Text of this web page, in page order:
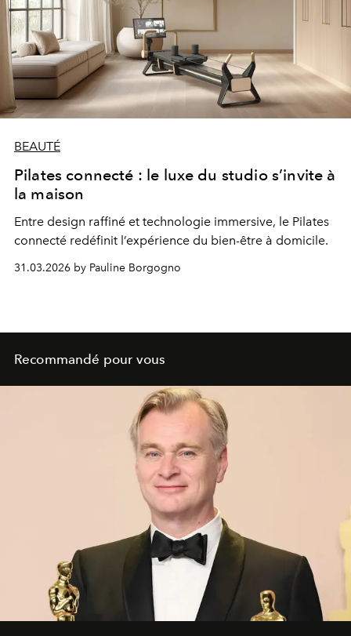
BEAUTÉ
Pilates connecté : le luxe du studio s’invite à
la maison
Entre design raffiné et technologie immersive, le Pilates
connecté redéfinit l’expérience du bien-être à domicile.
31.03.2026 by Pauline Borgogno
Recommandé pour vous